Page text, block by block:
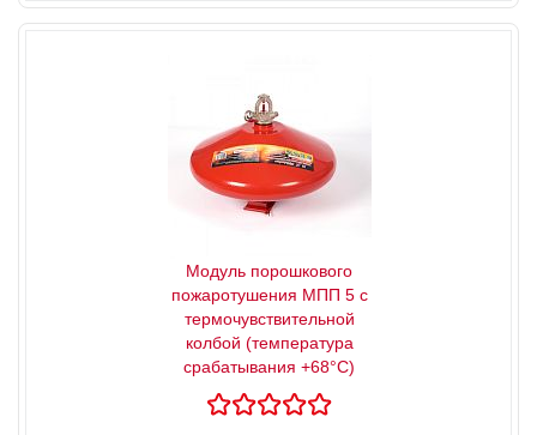
Модуль порошкового
пожаротушения МПП 5 с
термочувствительной
колбой (температура
срабатывания +68°С)